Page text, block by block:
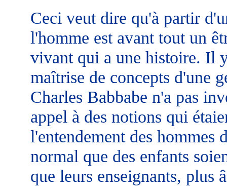
Ceci veut dire qu'à partir
l'homme est avant tout un
vivant qui a une histoire. Il
maîtrise de concepts d'une
Charles Babbabe n'a pas
appel à des notions qui
l'entendement des
normal que des enfants
que leurs enseignants, plus